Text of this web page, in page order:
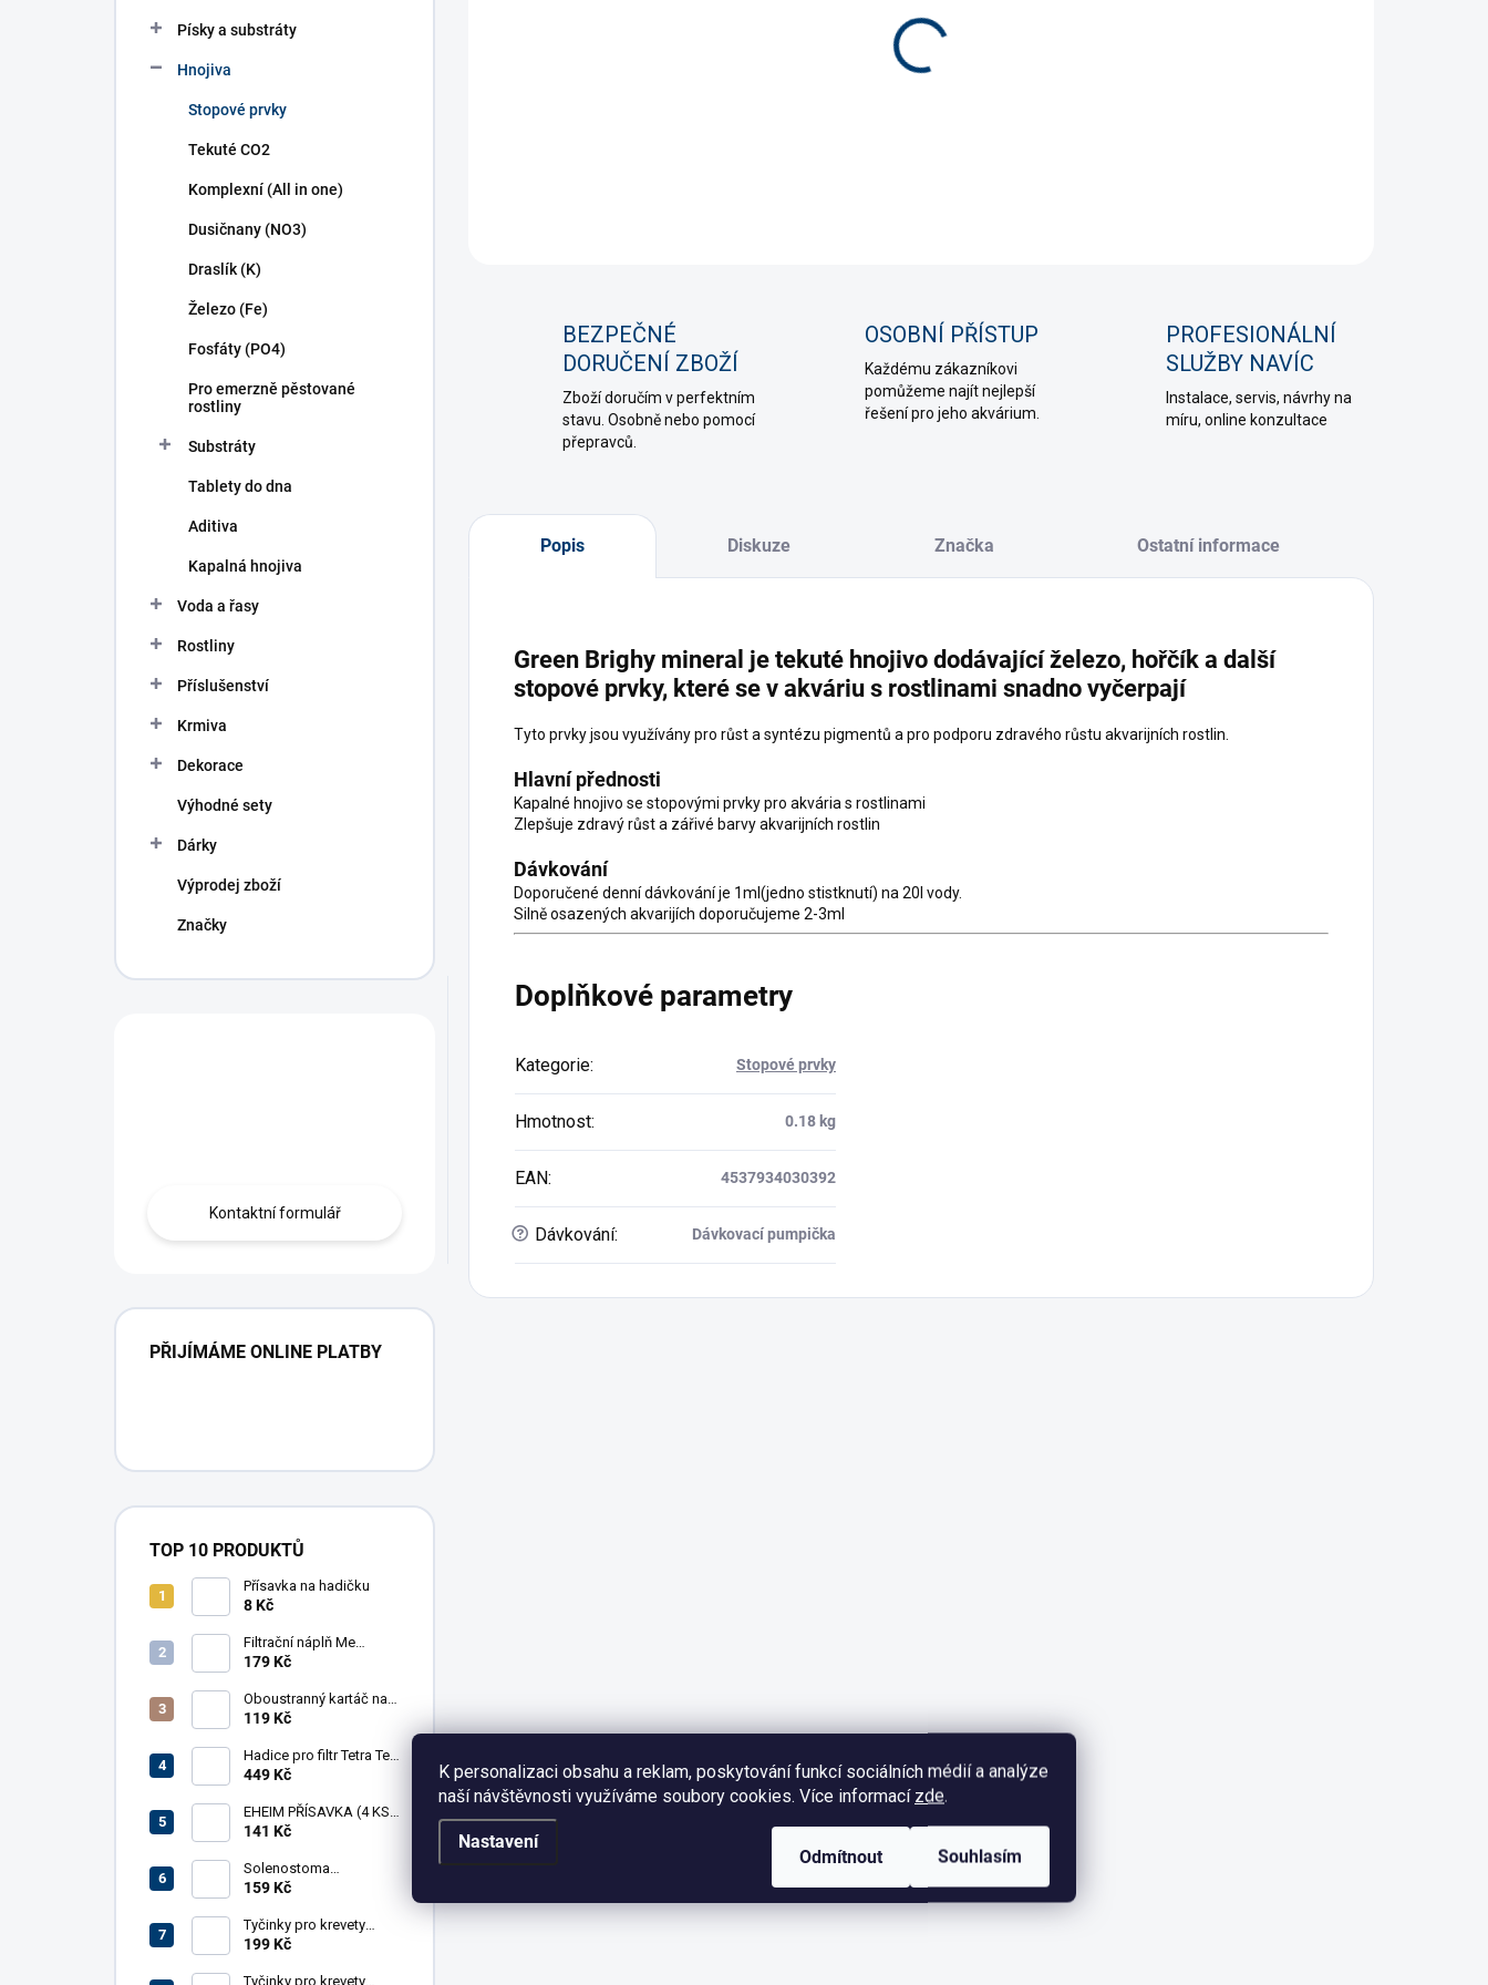
K personalizaci obsahu a reklam, poskytování funkcí sociálních médií a analýze
naší návštěvnosti využíváme soubory cookies. Více informací zde.
Nastavení
Odmítnout Souhlasím
Písky a substráty
Hnojiva
Stopové prvky
Tekuté CO2
Komplexní (All in one)
Dusičnany (NO3)
Draslík (K)
Železo (Fe)
Fosfáty (PO4)
Pro emerzně pěstované
rostliny
Substráty
Tablety do dna
Aditiva
Kapalná hnojiva
Voda a řasy
Rostliny
Příslušenství
Krmiva
Dekorace
Výhodné sety
Dárky
Výprodej zboží
Značky
Kontaktní formulář
PŘIJÍMÁME ONLINE PLATBY
TOP 10 PRODUKTŮ
Přísavka na hadičku
8 Kč
Filtrační náplň Me
Crystal Clear Resin, 30 g
179 Kč
Oboustranný kartáč na
hadice AkvaX, 15/30
119 Kč
Hadice pro filtr Tetra Tec
EX 1200
449 Kč
EHEIM PŘÍSAVKA (4 KS)
PRO FILTR (7271100)
141 Kč
Solenostoma
tetragonum 'Pearl
159 Kč
Tyčinky pro krevety
GlasGarten 4in1,
199 Kč
Tyčinky pro krevety
MOŽNOSTI DORUČENÍ
BEZPEČNÉ
DORUČENÍ ZBOŽÍ
Zboží doručím v perfektním
stavu. Osobně nebo pomocí
přepravců.
OSOBNÍ PŘÍSTUP
Každému zákazníkovi
pomůžeme najít nejlepší
řešení pro jeho akvárium.
PROFESIONÁLNÍ
SLUŽBY NAVÍC
Instalace, servis, návrhy na
míru, online konzultace
Popis Diskuze Značka Ostatní informace
Green Brighy mineral je tekuté hnojivo dodávající železo, hořčík a další
stopové prvky, které se v akváriu s rostlinami snadno vyčerpají
Tyto prvky jsou využívány pro růst a syntézu pigmentů a pro podporu zdravého růstu akvarijních rostlin.
Hlavní přednosti
Kapalné hnojivo se stopovými prvky pro akvária s rostlinami
Zlepšuje zdravý růst a zářivé barvy akvarijních rostlin
Dávkování
Doporučené denní dávkování je 1ml(jedno stistknutí) na 20l vody.
Silně osazených akvarijích doporučujeme 2-3ml
Doplňkové parametry
Kategorie: Stopové prvky
Hmotnost: 0.18 kg
EAN: 4537934030392
? Dávkování: Dávkovací pumpička